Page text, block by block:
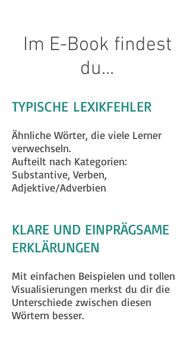
Im E-Book findest
du...
TYPISCHE LEXIKFEHLER
Ähnliche Wörter, die viele Lerner
verwechseln.
Aufteilt nach Kategorien:
Substantive, Verben,
Adjektive/Adverbien
KLARE UND EINPRÄGSAME
ERKLÄRUNGEN
Mit einfachen Beispielen und tollen
Visualisierungen merkst du dir die
Unterschiede zwischen diesen
Wörtern besser.